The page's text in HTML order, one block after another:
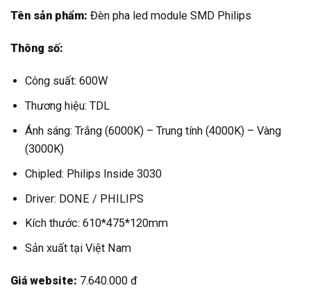
Tên sản phẩm: Đèn pha led module SMD Philips
Thông số:
Công suất: 600W
Thương hiệu: TDL
Ánh sáng: Trắng (6000K) – Trung tính (4000K) – Vàng
(3000K)
Chipled: Philips Inside 3030
Driver: DONE / PHILIPS
Kích thước: 610*475*120mm
Sản xuất tại Việt Nam
Giá website: 7.640.000 đ